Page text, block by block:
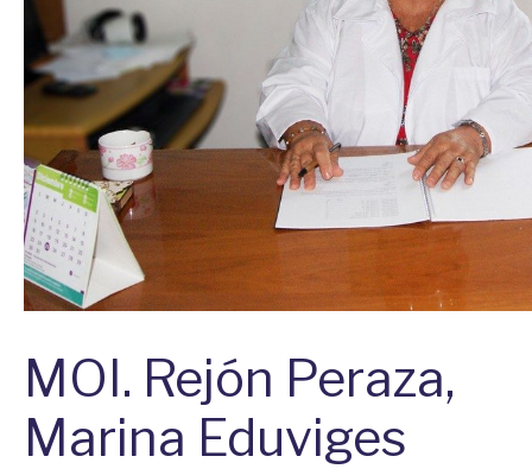
MOI. Rejón Peraza,
Marina Eduviges